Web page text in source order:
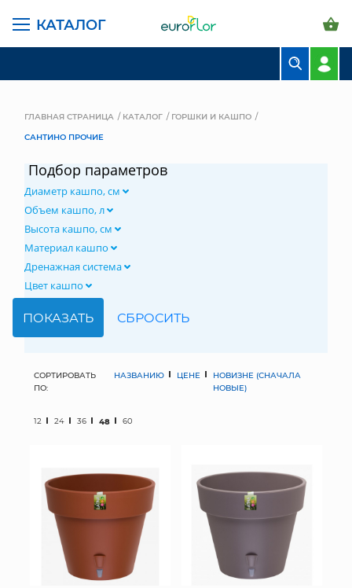
КАТАЛОГ
СВАДЕБНАЯ ФЛОРИСТИКА
МЯГКИЕ ИГРУШКИ
СУНДУКИ
ИСКУССТВЕННЫЕ ЦВЕТЫ
ПАКЕТЫ И СУМКИ
ГЛАВНАЯ СТРАНИЦА КАТАЛОГ
ГОРШКИ И КАШПО
САНТИНО ПРОЧИЕ
Подбор параметров
Диаметр кашпо, см
Объем кашпо, л
Высота кашпо, см
Материал кашпо
Дренажная система
Цвет кашпо
СОРТИРОВАТЬ
ПО:
НАЗВАНИЮ ЦЕНЕ
НОВИЗНЕ (СНАЧАЛА
НОВЫЕ)
12 24 36 48 60